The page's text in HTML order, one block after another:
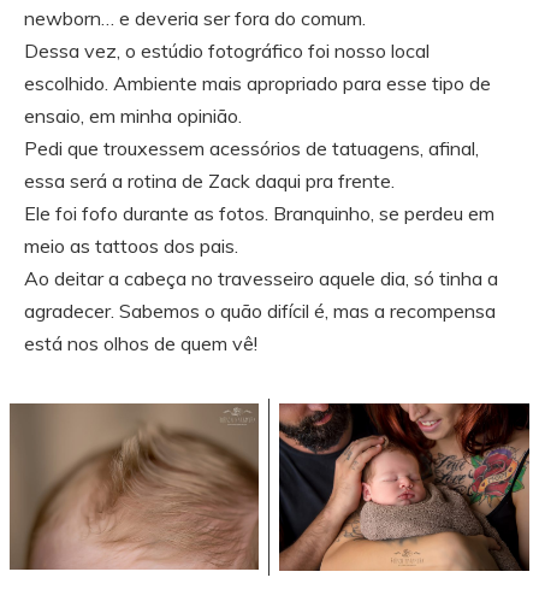
newborn… e deveria ser fora do comum.
Dessa vez, o estúdio fotográfico foi nosso local
escolhido. Ambiente mais apropriado para esse tipo de
ensaio, em minha opinião.
Pedi que trouxessem acessórios de tatuagens, afinal,
essa será a rotina de Zack daqui pra frente.
Ele foi fofo durante as fotos. Branquinho, se perdeu em
meio as tattoos dos pais.
Ao deitar a cabeça no travesseiro aquele dia, só tinha a
agradecer. Sabemos o quão difícil é, mas a recompensa
está nos olhos de quem vê!